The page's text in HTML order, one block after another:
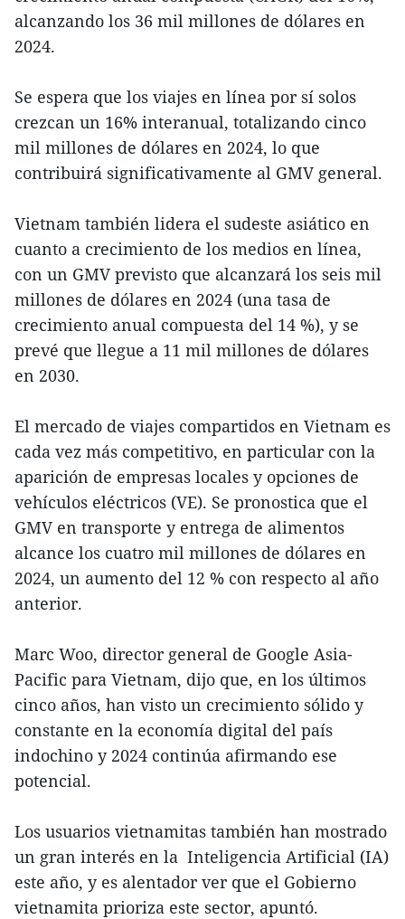
alcanzando los 36 mil millones de dólares en
2024.
Se espera que los viajes en línea por sí solos
crezcan un 16% interanual, totalizando cinco
mil millones de dólares en 2024, lo que
contribuirá significativamente al GMV general.
Vietnam también lidera el sudeste asiático en
cuanto a crecimiento de los medios en línea,
con un GMV previsto que alcanzará los seis mil
millones de dólares en 2024 (una tasa de
crecimiento anual compuesta del 14 %), y se
prevé que llegue a 11 mil millones de dólares
en 2030.
El mercado de viajes compartidos en Vietnam es
cada vez más competitivo, en particular con la
aparición de empresas locales y opciones de
vehículos eléctricos (VE). Se pronostica que el
GMV en transporte y entrega de alimentos
alcance los cuatro mil millones de dólares en
2024, un aumento del 12 % con respecto al año
anterior.
Marc Woo, director general de Google Asia-
Pacific para Vietnam, dijo que, en los últimos
cinco años, han visto un crecimiento sólido y
constante en la economía digital del país
indochino y 2024 continúa afirmando ese
potencial.
Los usuarios vietnamitas también han mostrado
un gran interés en la Inteligencia Artificial (IA)
este año, y es alentador ver que el Gobierno
vietnamita prioriza este sector, apuntó.